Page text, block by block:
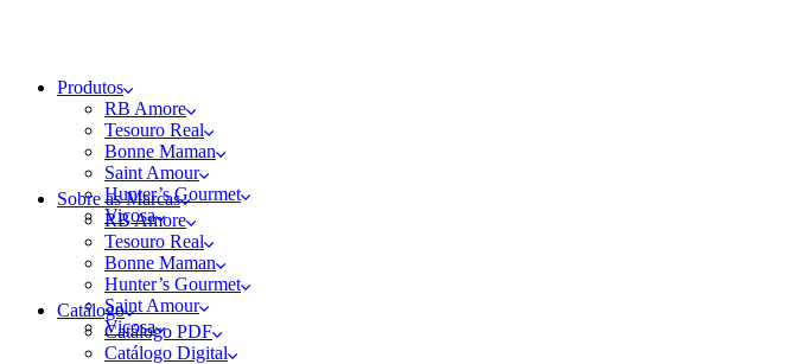
Produtos
RB Amore
Tesouro Real
Bonne Maman
Saint Amour
Hunter’s Gourmet
Viçosa
Sobre as Marcas
RB Amore
Tesouro Real
Bonne Maman
Hunter’s Gourmet
Saint Amour
Viçosa
Catálogo
Catálogo PDF
Catálogo Digital